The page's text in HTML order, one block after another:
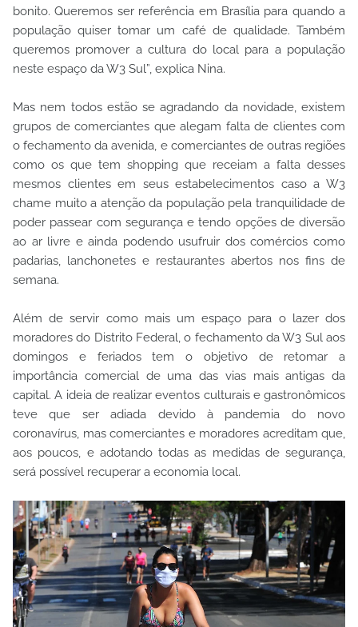
bonito. Queremos ser referência em Brasília para quando a
população quiser tomar um café de qualidade. Também
queremos promover a cultura do local para a população
neste espaço da W3 Sul”, explica Nina.
Mas nem todos estão se agradando da novidade, existem
grupos de comerciantes que alegam falta de clientes com
o fechamento da avenida, e comerciantes de outras regiões
como os que tem shopping que receiam a falta desses
mesmos clientes em seus estabelecimentos caso a W3
chame muito a atenção da população pela tranquilidade de
poder passear com segurança e tendo opções de diversão
ao ar livre e ainda podendo usufruir dos comércios como
padarias, lanchonetes e restaurantes abertos nos fins de
semana.
Além de servir como mais um espaço para o lazer dos
moradores do Distrito Federal, o fechamento da W3 Sul aos
domingos e feriados tem o objetivo de retomar a
importância comercial de uma das vias mais antigas da
capital. A ideia de realizar eventos culturais e gastronômicos
teve que ser adiada devido à pandemia do novo
coronavírus, mas comerciantes e moradores acreditam que,
aos poucos, e adotando todas as medidas de segurança,
será possível recuperar a economia local.